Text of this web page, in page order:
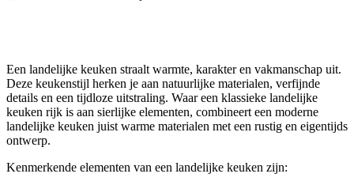
Een landelijke keuken straalt warmte, karakter en vakmanschap uit.
Deze keukenstijl herken je aan natuurlijke materialen, verfijnde
details en een tijdloze uitstraling. Waar een klassieke landelijke
keuken rijk is aan sierlijke elementen, combineert een moderne
landelijke keuken juist warme materialen met een rustig en eigentijds
ontwerp.
Kenmerkende elementen van een landelijke keuken zijn: